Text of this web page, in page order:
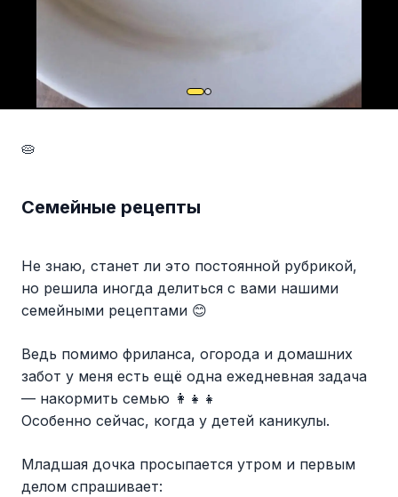
🥧
Семейные рецепты
Не знаю, станет ли это постоянной рубрикой,
но решила иногда делиться с вами нашими
семейными рецептами 😊
Ведь помимо фриланса, огорода и домашних
забот у меня есть ещё одна ежедневная задача
— накормить семью 👩‍👧‍👧
Особенно сейчас, когда у детей каникулы.
Младшая дочка просыпается утром и первым
делом спрашивает: